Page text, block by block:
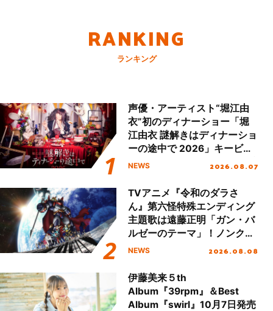
RANKING
ランキング
声優・アーティスト“堀江由
衣”初のディナーショー「堀
江由衣 謎解きはディナーショ
ーの途中で 2026」キービジ
ュアル＆グッズラインナップ
NEWS 2026.08.07
TVアニメ『令和のダラさ
ん』第六怪特殊エンディング
主題歌は遠藤正明「ガン・バ
ルゼーのテーマ」！ノンクレ
ジットエンディング映像も公
NEWS 2026.08.08
伊藤美来５th
Album『39rpm』＆Best
Album『swirl』10月7日発売